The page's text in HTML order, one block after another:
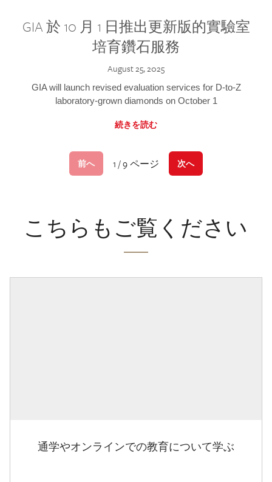
GIA 於 10 月 1 日推出更新版的實驗室
培育鑽石服務
August 25, 2025
GIA will launch revised evaluation services for D-to-Z
laboratory-grown diamonds on October 1
続きを読む
前へ 1 / 9 ページ 次へ
こちらもご覧ください
通学やオンラインでの教育について学ぶ